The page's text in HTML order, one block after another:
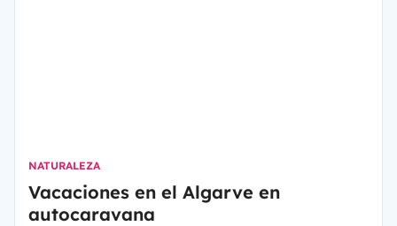
NATURALEZA
Vacaciones en el Algarve en
autocaravana